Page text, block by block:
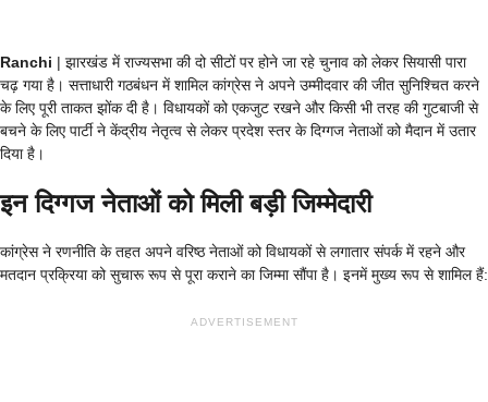
Ranchi | झारखंड में राज्यसभा की दो सीटों पर होने जा रहे चुनाव को लेकर सियासी पारा
चढ़ गया है। सत्ताधारी गठबंधन में शामिल कांग्रेस ने अपने उम्मीदवार की जीत सुनिश्चित करने
के लिए पूरी ताकत झोंक दी है। विधायकों को एकजुट रखने और किसी भी तरह की गुटबाजी से
बचने के लिए पार्टी ने केंद्रीय नेतृत्व से लेकर प्रदेश स्तर के दिग्गज नेताओं को मैदान में उतार
दिया है।
इन दिग्गज नेताओं को मिली बड़ी जिम्मेदारी
कांग्रेस ने रणनीति के तहत अपने वरिष्ठ नेताओं को विधायकों से लगातार संपर्क में रहने और
मतदान प्रक्रिया को सुचारू रूप से पूरा कराने का जिम्मा सौंपा है। इनमें मुख्य रूप से शामिल हैं:
ADVERTISEMENT